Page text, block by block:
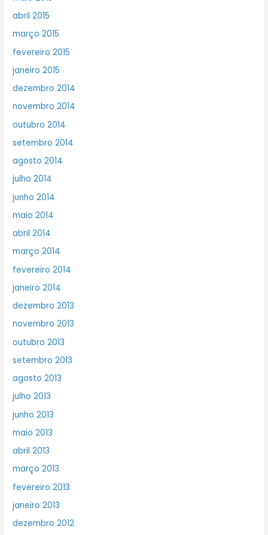
abril 2015
março 2015
fevereiro 2015
janeiro 2015
dezembro 2014
novembro 2014
outubro 2014
setembro 2014
agosto 2014
julho 2014
junho 2014
maio 2014
abril 2014
março 2014
fevereiro 2014
janeiro 2014
dezembro 2013
novembro 2013
outubro 2013
setembro 2013
agosto 2013
julho 2013
junho 2013
maio 2013
abril 2013
março 2013
fevereiro 2013
janeiro 2013
dezembro 2012